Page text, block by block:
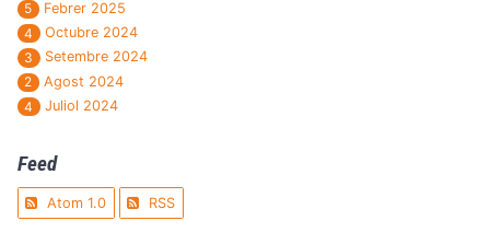
5
Febrer 2025
4
Octubre 2024
3
Setembre 2024
2
Agost 2024
4
Juliol 2024
Feed
Atom 1.0 RSS